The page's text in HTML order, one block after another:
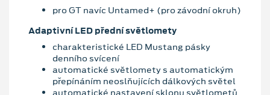
pro GT navíc Untamed+ (pro závodní okruh)
Adaptivní LED přední světlomety
charakteristické LED Mustang pásky
denního svícení
automatické světlomety s automatickým
přepínáním neoslňujících dálkových světel